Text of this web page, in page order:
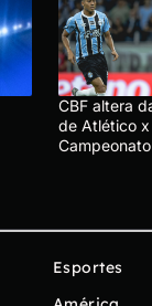
CBF altera
de Atlético x
Esportes